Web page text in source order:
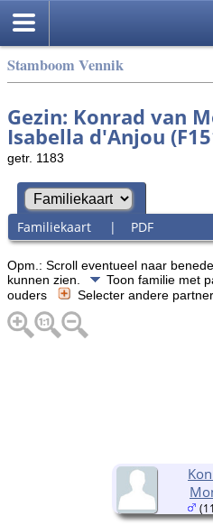
Stamboom Vennik
Gezin: Konrad van
Isabella d'Anjou
getr. 1183
Familiekaart | PDF
Opm.: Scroll eventueel naar
kunnen zien.
Toon familie met
ouders
Selecter andere partner